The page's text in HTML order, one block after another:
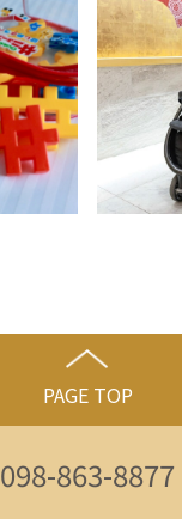
PAGE TOP
098-863-8877